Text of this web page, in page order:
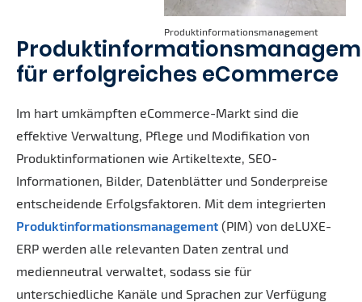
Produktinformationsmanagement
für erfolgreiches eCommerce
Im hart umkämpften eCommerce-Markt sind die
effektive Verwaltung, Pflege und Modifikation von
Produktinformationen wie Artikeltexte, SEO-
Informationen, Bilder, Datenblätter und Sonderpreise
entscheidende Erfolgsfaktoren. Mit dem integrierten
Produktinformationsmanagement (PIM) von deLUXE-
ERP werden alle relevanten Daten zentral und
medienneutral verwaltet, sodass sie für
unterschiedliche Kanäle und Sprachen zur Verfügung